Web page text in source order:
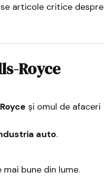
articole critice despre
Royce
și omul de afaceri
auto.
bune din lume.